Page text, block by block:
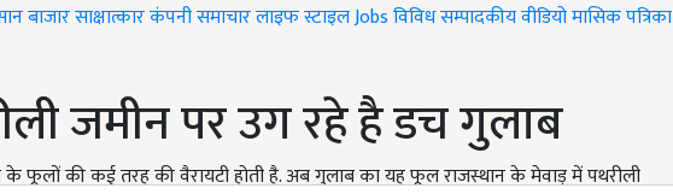
बाजारसाक्षात्कारकंपनी समाचारलाइफ स्टाइलJobsविविधसम्पादकीयवीडियोमासिक पत्रिका
जमीन पर उग रहे है डच गुलाब
के फूलों की कई तरह की वैरायटी होती है. अब गुलाब का यह फूल राजस्थान के मेवाड़ में पथरीली